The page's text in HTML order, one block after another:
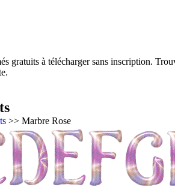
gratuits à télécharger sans inscription.
>> Marbre Rose